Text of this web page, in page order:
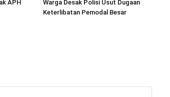
APH
Warga Desak Polisi Usut Dugaan
Keterlibatan Pemodal Besar